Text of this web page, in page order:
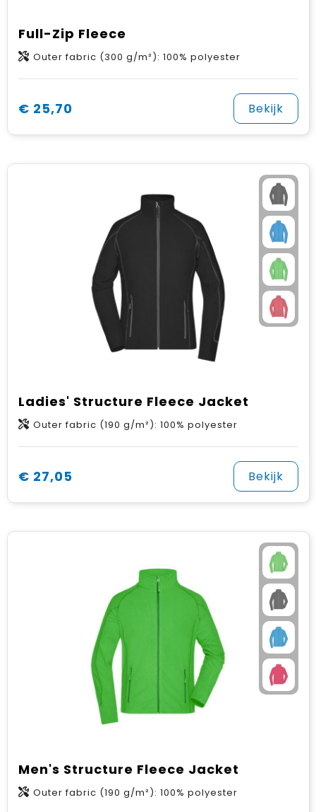
Full-Zip Fleece
Outer fabric (300 g/m²): 100% polyester
€ 25,70 Bekijk
Ladies' Structure Fleece Jacket
Outer fabric (190 g/m²): 100% polyester
€ 27,05 Bekijk
Men's Structure Fleece Jacket
Outer fabric (190 g/m²): 100% polyester